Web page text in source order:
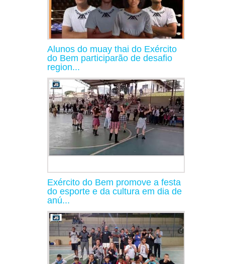
Alunos do muay thai do Exército
do Bem participarão de desafio
region...
Exército do Bem promove a festa
do esporte e da cultura em dia de
anú...